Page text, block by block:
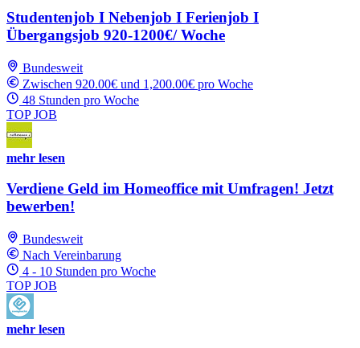
Studentenjob I Nebenjob I Ferienjob I
Übergangsjob 920-1200€/ Woche
Bundesweit
Zwischen 920.00€ und 1,200.00€ pro Woche
48 Stunden pro Woche
TOP JOB
mehr lesen
Verdiene Geld im Homeoffice mit Umfragen! Jetzt
bewerben!
Bundesweit
Nach Vereinbarung
4 - 10 Stunden pro Woche
TOP JOB
mehr lesen